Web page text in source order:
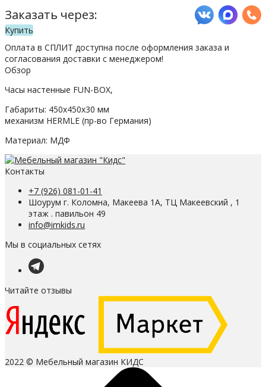
Заказать через:
Купить
Оплата в СПЛИТ доступна после оформления заказа и
согласования доставки с менеджером!
Обзор
Часы настенные FUN-BOX,
Габариты: 450х450х30 мм
механизм HERMLE (пр-во Германия)
Материал: МДФ
Контакты
+7 (926) 081-01-41
Шоурум г. Коломна, Макеева 1А, ТЦ Макеевский , 1
этаж . павильон 49
info@imkids.ru
Мы в социальных сетях
Читайте отзывы
2022 © Мебельный магазин КИДС